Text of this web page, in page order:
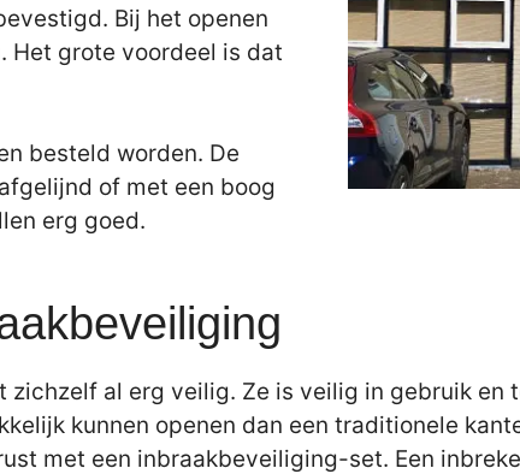
Bij het openen
Het grote voordeel is dat
besteld worden. De
of met een boog
erg goed.
al erg veilig. Ze is veilig in gebruik en
kunnen openen dan een traditionele
met een inbraakbeveiliging-set. Een